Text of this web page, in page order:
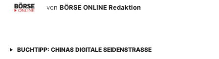
von BÖRSE ONLINE Redaktion
BUCHTIPP: CHINAS DIGITALE SEIDENSTRASSE